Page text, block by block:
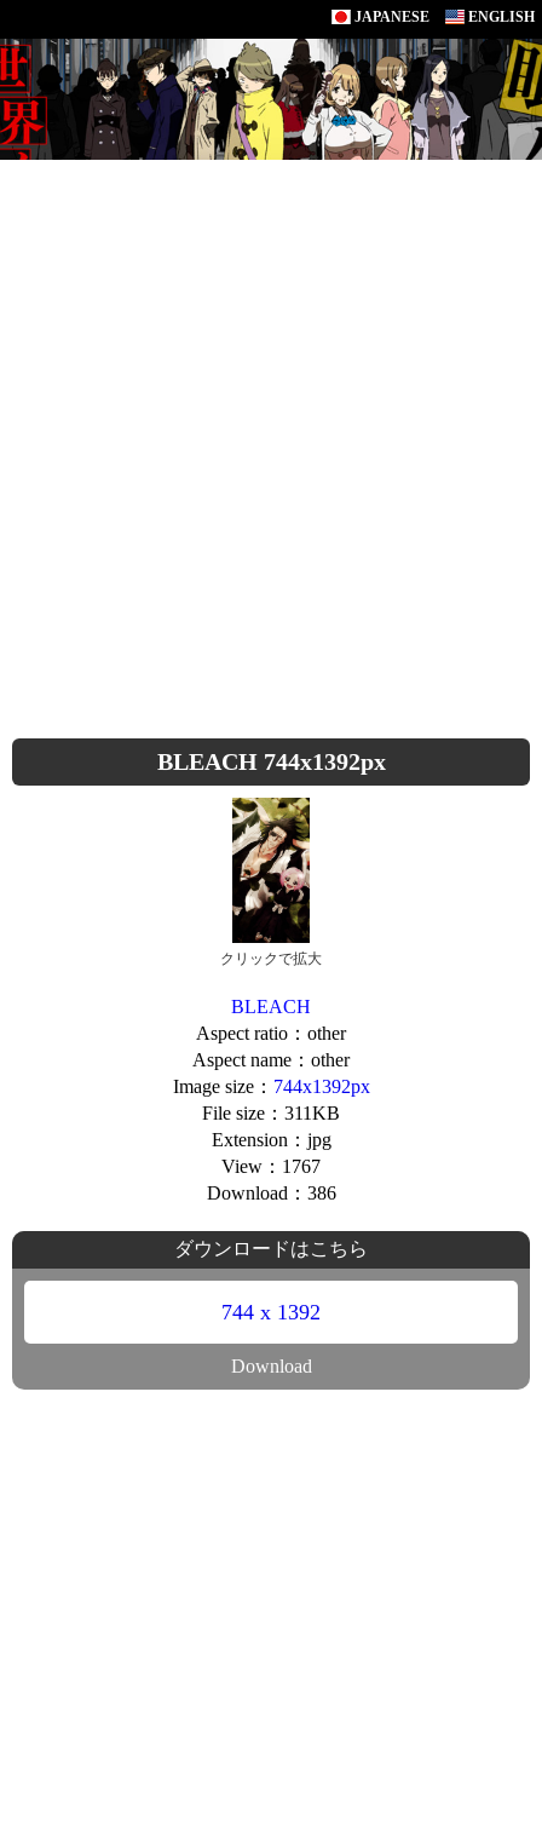
JAPANESE ENGLISH
BLEACH 744x1392px
クリックで拡大
BLEACH
Aspect ratio：other
Aspect name：other
Image size： 744x1392px
File size：311KB
Extension：jpg
View：1767
Download：386
ダウンロードはこちら
744 x 1392
Download